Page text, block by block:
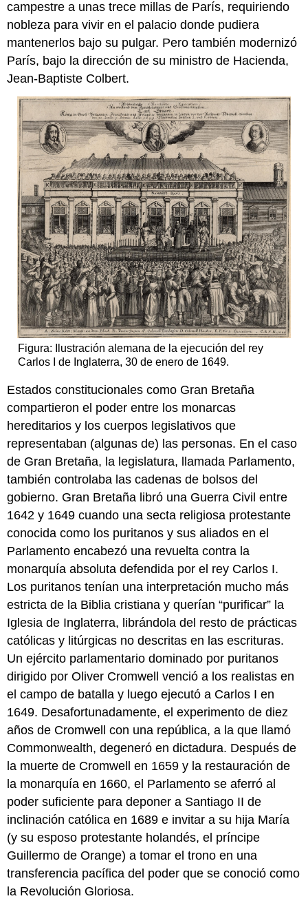
campestre a unas trece millas de París, requiriendo
nobleza para vivir en el palacio donde pudiera
mantenerlos bajo su pulgar. Pero también modernizó
París, bajo la dirección de su ministro de Hacienda,
Jean-Baptiste Colbert.
Figura: Ilustración alemana de la ejecución del rey
Carlos I de Inglaterra, 30 de enero de 1649.
Estados constitucionales como Gran Bretaña
compartieron el poder entre los monarcas
hereditarios y los cuerpos legislativos que
representaban (algunas de) las personas. En el caso
de Gran Bretaña, la legislatura, llamada Parlamento,
también controlaba las cadenas de bolsos del
gobierno. Gran Bretaña libró una Guerra Civil entre
1642 y 1649 cuando una secta religiosa protestante
conocida como los puritanos y sus aliados en el
Parlamento encabezó una revuelta contra la
monarquía absoluta defendida por el rey Carlos I.
Los puritanos tenían una interpretación mucho más
estricta de la Biblia cristiana y querían “purificar” la
Iglesia de Inglaterra, librándola del resto de prácticas
católicas y litúrgicas no descritas en las escrituras.
Un ejército parlamentario dominado por puritanos
dirigido por Oliver Cromwell venció a los realistas en
el campo de batalla y luego ejecutó a Carlos I en
1649. Desafortunadamente, el experimento de diez
años de Cromwell con una república, a la que llamó
Commonwealth, degeneró en dictadura. Después de
la muerte de Cromwell en 1659 y la restauración de
la monarquía en 1660, el Parlamento se aferró al
poder suficiente para deponer a Santiago II de
inclinación católica en 1689 e invitar a su hija María
(y su esposo protestante holandés, el príncipe
Guillermo de Orange) a tomar el trono en una
transferencia pacífica del poder que se conoció como
la Revolución Gloriosa.